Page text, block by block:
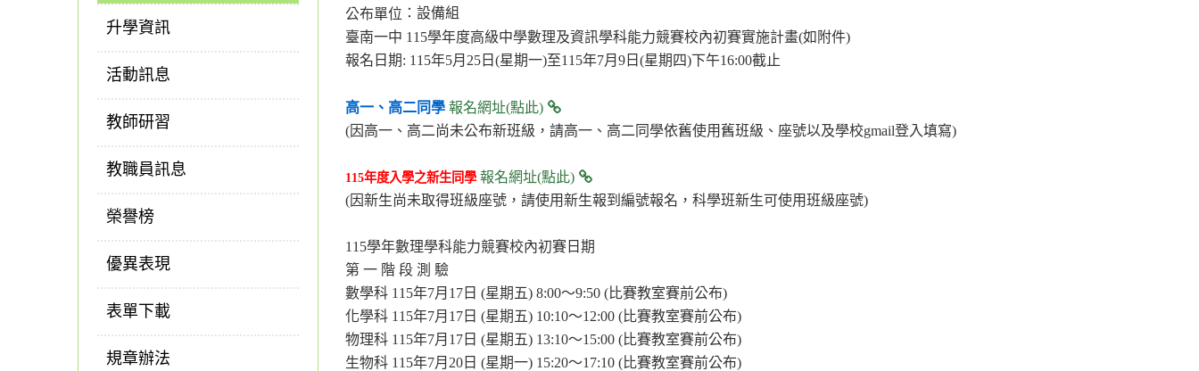
升學資訊
活動訊息
教師研習
教職員訊息
榮譽榜
優異表現
表單下載
規章辦法
公布單位 ：設備組
臺南一中 115學年度高級中學數理及資訊學科能力競賽校內初賽實施計畫(如附件)
報名日期: 115年5月25日(星期一)至115年7月9日(星期四)下午16:00截止
高一、高二同學 報名網址(點此)
(因高一、高二尚未公布新班級，請高一、高二同學依舊使用舊班級、座號以及學校gmail登入填寫)
115年度入學之新生同學報名網址(點此)
(因新生尚未取得班級座號，請使用新生報到編號報名，科學班新生可使用班級座號)
115學年數理學科能力競賽校內初賽日期
第 一 階 段 測 驗
數學科 115年7月17日 (星期五) 8:00～9:50 (比賽教室賽前公布)
化學科 115年7月17日 (星期五) 10:10～12:00 (比賽教室賽前公布)
物理科 115年7月17日 (星期五) 13:10～15:00 (比賽教室賽前公布)
生物科 115年7月20日 (星期一) 15:20～17:10 (比賽教室賽前公布)